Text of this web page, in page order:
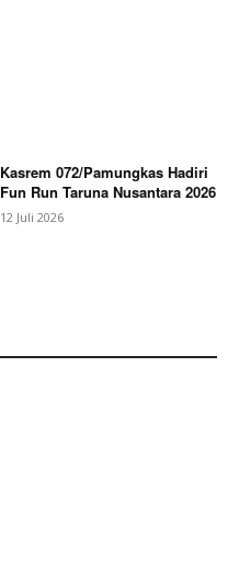
Kasrem 072/Pamungkas Hadiri
Fun Run Taruna Nusantara 2026
12 Juli 2026